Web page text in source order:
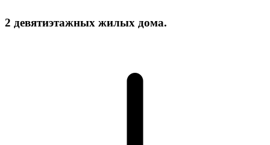
2 девятиэтажных жилых дома.